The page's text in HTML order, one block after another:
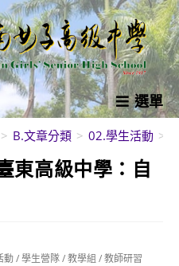
選單
> B.文章分類 > 02.學生活動 >
東高級中學：自
動/學生營隊/教學組 /教師研習